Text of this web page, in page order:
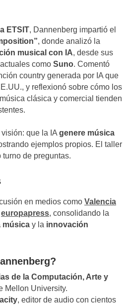
ETSIT, Dannenberg impartió el
, donde analizó la
musical con IA, desde sus
como Suno. Comentó
country generada por IA que
y reflexionó sobre cómo los
clásica y comercial tienden
que la IAgenere música
ejemplos propios. El taller
de preguntas.
en medios como Valencia
europapress, consolidando la
música y la innovación
de la Computación, Arte y
Mellon University.
, editor de audio con cientos